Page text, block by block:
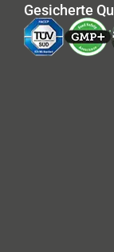
Gesicherte